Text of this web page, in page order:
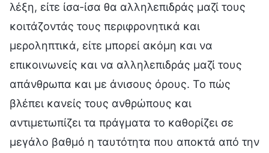
λέξη, είτε ίσα-ίσα θα αλληλεπιδράς μαζί τους
κοιτάζοντάς τους περιφρονητικά και
μεροληπτικά, είτε μπορεί ακόμη και να
επικοινωνείς και να αλληλεπιδράς μαζί τους
απάνθρωπα και με άνισους όρους. Το πώς
βλέπει κανείς τους ανθρώπους και
αντιμετωπίζει τα πράγματα το καθορίζει σε
μεγάλο βαθμό η ταυτότητα που αποκτά από την